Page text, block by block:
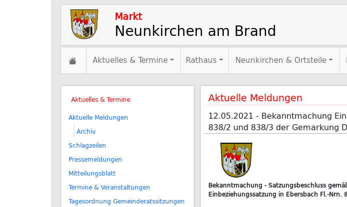
Markt
Neunkirchen am Brand
Aktuelles & Termine Rathaus Neunkirchen & Ortsteile
Aktuelles & Termine
Aktuelle Meldungen
Archiv
Schlagzeilen
Pressemeldungen
Mitteilungsblatt
Termine & Veranstaltungen
Tagesordnung Gemeinderatssitzungen
Aktuelle Meldungen
12.05.2021 - Bekanntmachung
838/2 und 838/3 der Gemarkung
Bekanntmachung - Satzungsbeschluss
Einbeziehungssatzung in Ebersbach Fl.-